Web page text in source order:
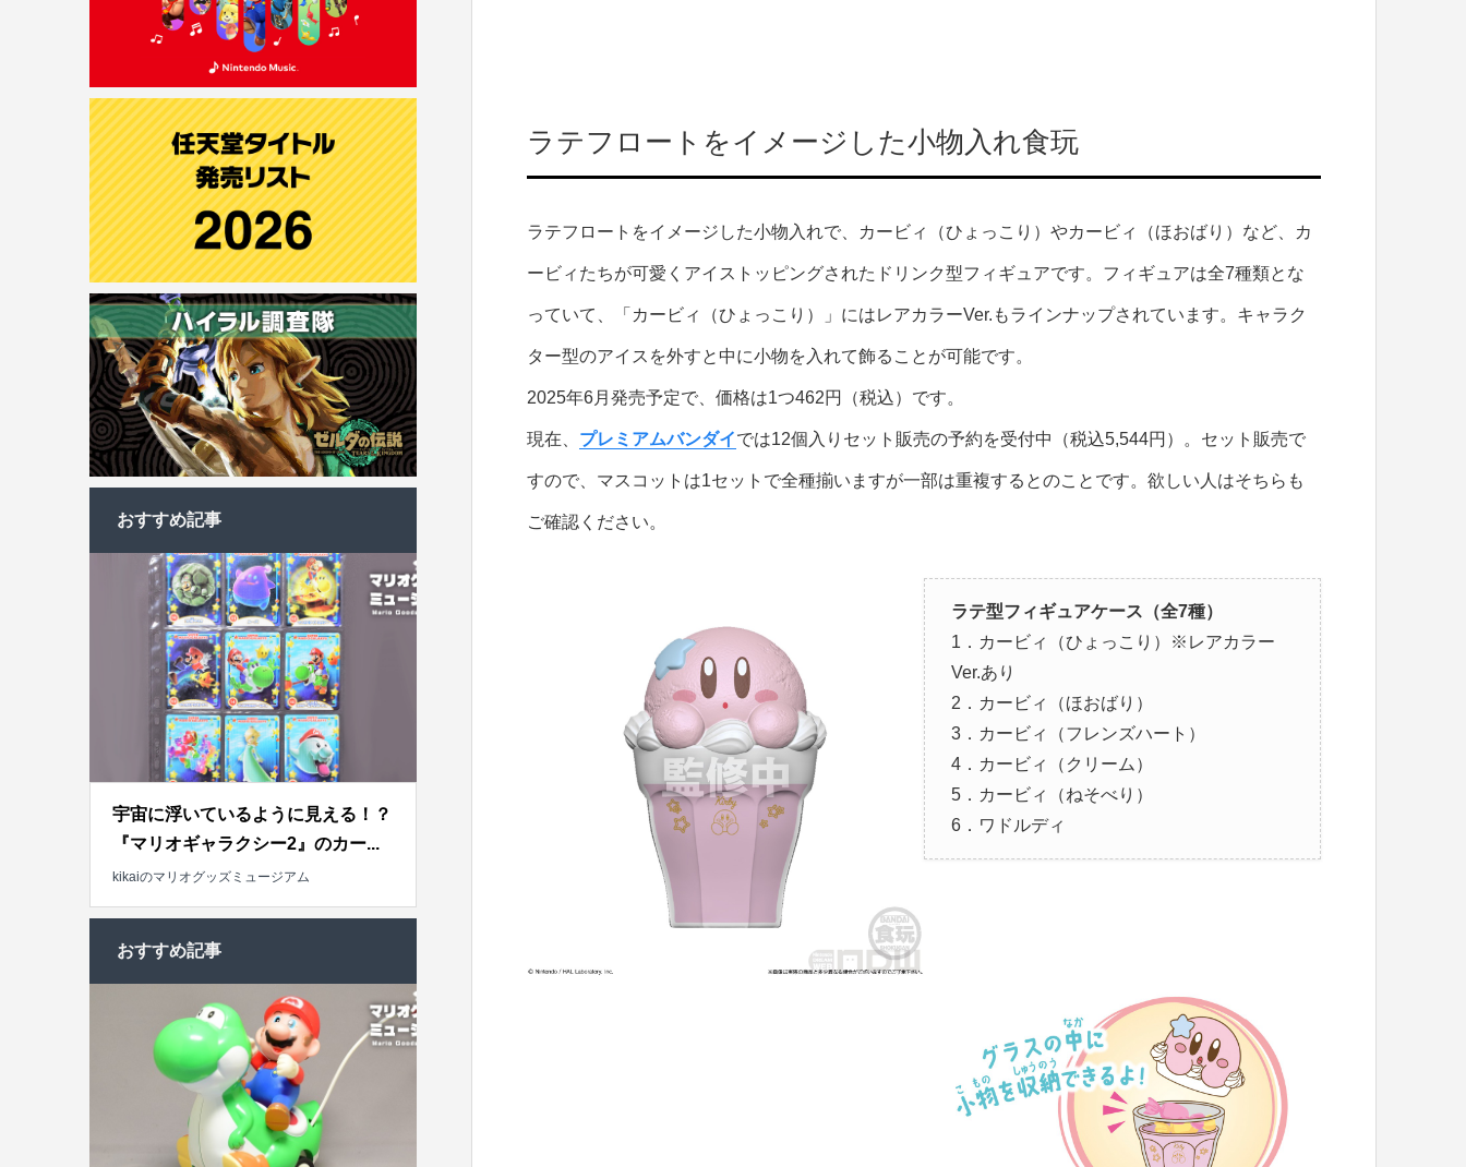
ラテフロートをイメージした小物入れ食玩
ラテフロートをイメージした小物入れで、カービィ（ひょっこり）やカービィ（ほおばり）など、カ
ービィたちが可愛くアイストッピングされたドリンク型フィギュアです。フィギュアは全7種類とな
っていて、「カービィ（ひょっこり）」にはレアカラーVer.もラインナップされています。キャラク
ター型のアイスを外すと中に小物を入れて飾ることが可能です。
2025年6月発売予定で、価格は1つ462円（税込）です。
現在、 プレミアムバンダイでは12個入りセット販売の予約を受付中（税込5,544円）。セット販売で
すので、マスコットは1セットで全種揃いますが一部は重複するとのことです。欲しい人はそちらも
ご確認ください。
ラテ型フィギュアケース（全7種）
1．カービィ（ひょっこり）※レアカラー
Ver.あり
2．カービィ（ほおばり）
3．カービィ（フレンズハート）
4．カービィ（クリーム）
5．カービィ（ねそべり）
6．ワドルディ
おすすめ記事
宇宙に浮いているように見える！？
『マリオギャラクシー2』のカー...
kikaiのマリオグッズミュージアム
おすすめ記事